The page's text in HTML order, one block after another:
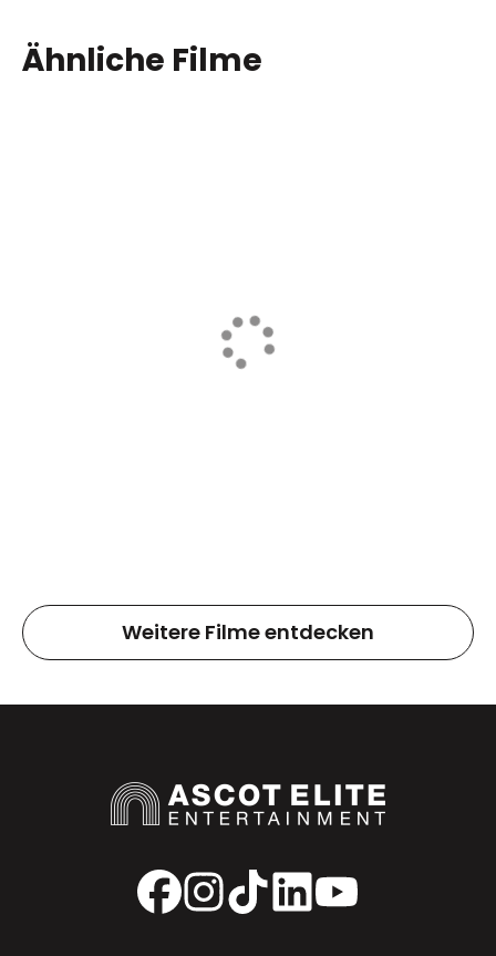
Ähnliche Filme
Weitere Filme entdecken
Facebook
Instagram
TikTokLinkedInYouTube